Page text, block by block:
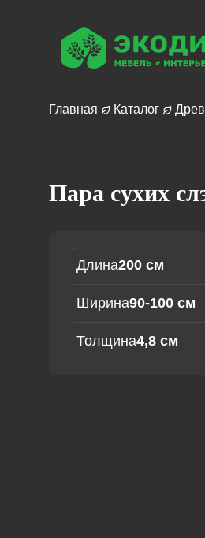
из
Главная Каталог
Пара сухих
Длина200 см
Ширина90-100 см
Толщина4,8 см